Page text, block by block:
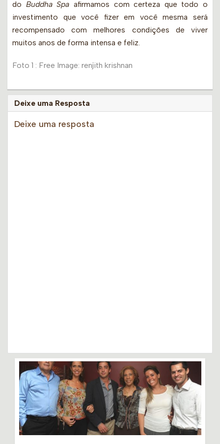
do Buddha Spa afirmamos com certeza que todo o
investimento que você fizer em você mesma será
recompensado com melhores condições de viver
muitos anos de forma intensa e feliz.
Foto 1 : Free Image: renjith krishnan
Deixe uma Resposta
Deixe uma resposta